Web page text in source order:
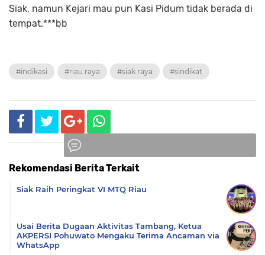
Siak, namun Kejari mau pun Kasi Pidum tidak berada di
tempat.***bb
#indikasi #riau raya #siak raya #sindikat
Rekomendasi Berita Terkait
Siak Raih Peringkat VI MTQ Riau
Usai Berita Dugaan Aktivitas Tambang, Ketua
AKPERSI Pohuwato Mengaku Terima Ancaman via
WhatsApp